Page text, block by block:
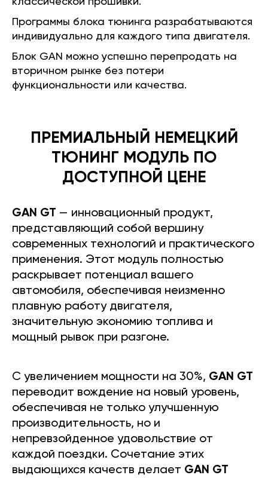
Программы блока тюнинга разрабатываются
индивидуально для каждого типа двигателя.
Блок GAN можно успешно перепродать на
вторичном рынке без потери
функциональности или качества.
ПРЕМИАЛЬНЫЙ НЕМЕЦКИЙ
ТЮНИНГ МОДУЛЬ ПО
ДОСТУПНОЙ ЦЕНЕ
GAN GT — инновационный продукт,
представляющий собой вершину
современных технологий и практического
применения. Этот модуль полностью
раскрывает потенциал вашего
автомобиля, обеспечивая неизменно
плавную работу двигателя,
значительную экономию топлива и
мощный рывок при разгоне.
С увеличением мощности на 30%, GAN GT
переводит вождение на новый уровень,
обеспечивая не только улучшенную
производительность, но и
непревзойденное удовольствие от
каждой поездки. Сочетание этих
выдающихся качеств делает GAN GT